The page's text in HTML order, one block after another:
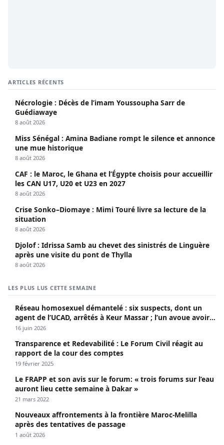
ARTICLES RÉCENTS
Nécrologie : Décès de l’imam Youssoupha Sarr de
Guédiawaye
8 août 2026
Miss Sénégal : Amina Badiane rompt le silence et annonce
une mue historique
8 août 2026
CAF : le Maroc, le Ghana et l’Égypte choisis pour accueillir
les CAN U17, U20 et U23 en 2027
8 août 2026
Crise Sonko–Diomaye : Mimi Touré livre sa lecture de la
situation
8 août 2026
Djolof : Idrissa Samb au chevet des sinistrés de Linguère
après une visite du pont de Thylla
8 août 2026
LES PLUS LUS CETTE SEMAINE
Réseau homosexuel démantelé : six suspects, dont un
agent de l’UCAD, arrêtés à Keur Massar ; l’un avoue avoir
propagé le VIH depuis 2018
16 juin 2026
Transparence et Redevabilité : Le Forum Civil réagit au
rapport de la cour des comptes
19 février 2025
Le FRAPP et son avis sur le forum: « trois forums sur l’eau
auront lieu cette semaine à Dakar »
21 mars 2022
Nouveaux affrontements à la frontière Maroc-Melilla
après des tentatives de passage
1 août 2026